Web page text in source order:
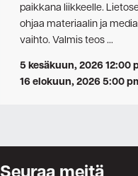
paikkana liikkeelle.
ohjaa materiaalin ja
vaihto. Valmis teos …
5 kesäkuun, 2026 12:00
16 elokuun, 2026 5:00